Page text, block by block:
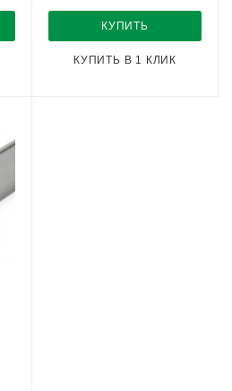
КУПИТЬ
КУПИТЬ В 1 КЛИК